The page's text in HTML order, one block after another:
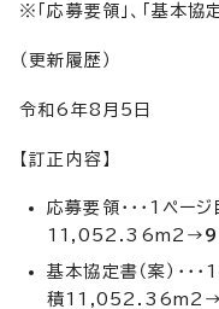
※「応募要領」、「基本協
（更新履歴）
令和6年8月5日
【訂正内容】
応募要領・・・1ペ
11,052.36m2→
基本協定書（案）・
積11,052.36m2→